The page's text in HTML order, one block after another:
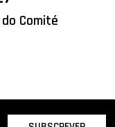
Comité